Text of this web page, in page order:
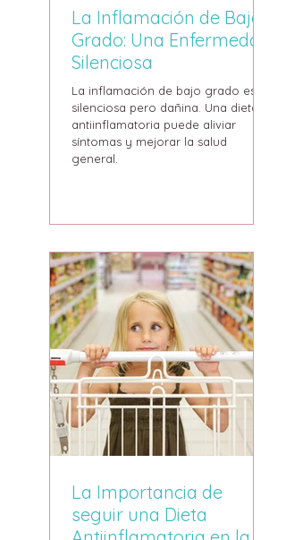
La Inflamación de Bajo
Grado: Una Enfermedad
Silenciosa
La inflamación de bajo grado es
silenciosa pero dañina. Una dieta
antiinflamatoria puede aliviar
síntomas y mejorar la salud
general.
La Importancia de
seguir una Dieta